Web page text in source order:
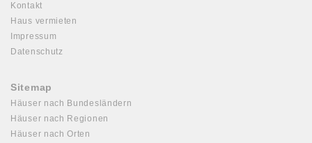
Kontakt
Haus vermieten
Impressum
Datenschutz
Sitemap
Häuser nach Bundesländern
Häuser nach Regionen
Häuser nach Orten